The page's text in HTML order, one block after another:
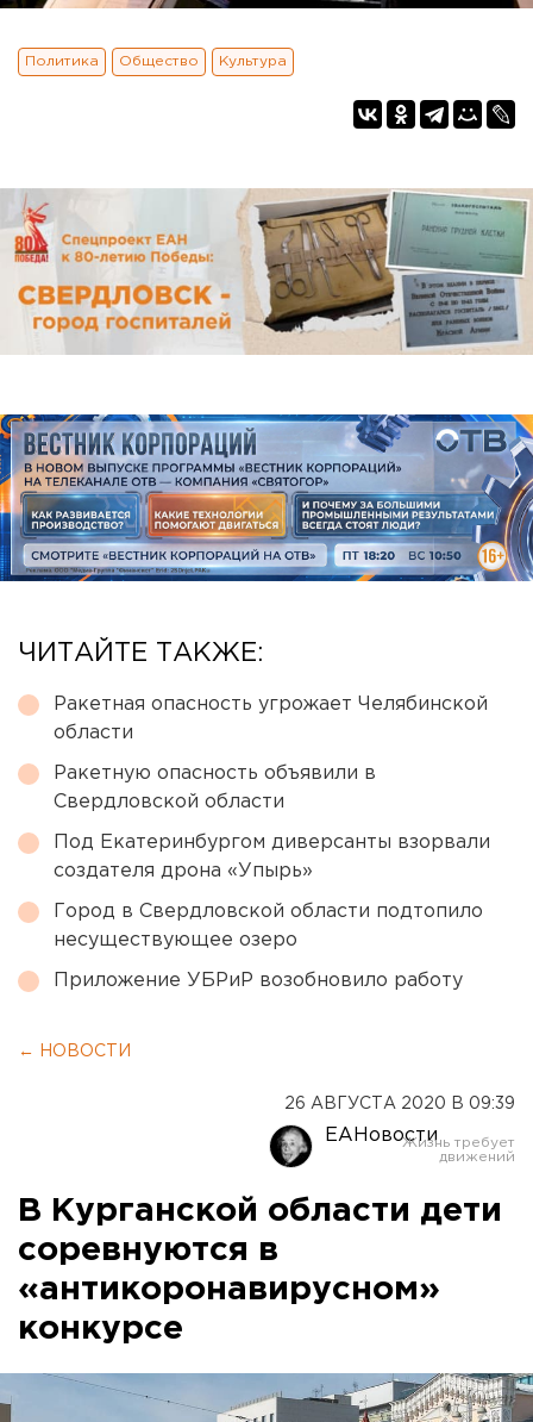
Политика Общество Культура
ЧИТАЙТЕ ТАКЖЕ:
Ракетная опасность угрожает Челябинской
области
Ракетную опасность объявили в
Свердловской области
Под Екатеринбургом диверсанты взорвали
создателя дрона «Упырь»
Город в Свердловской области подтопило
несуществующее озеро
Приложение УБРиР возобновило работу
← НОВОСТИ
26 АВГУСТА 2020 В 09:39
ЕАНовости
В Курганской области дети
соревнуются в
«антикоронавирусном»
конкурсе